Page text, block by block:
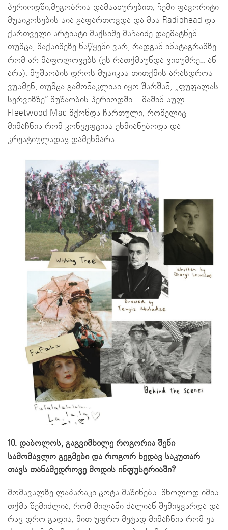
პერიოდში,მეგობრის დამსახურებით, ჩემი ფავორიტი
მუსიკოსების სია გაფართოვდა და მას Radiohead და
ქართველი არტისტი მაქსიმე მაჩაიძე დაემატნენ.
თუმცა, მაქსიმეზე ნაწყენი ვარ, რადგან ინსტაგრამზე
რომ არ მაფოლოვებს (ეს რათქმაუნდა ვიხუმრე… ან
არა). მუშაობის დროს მუსიკას თითქმის არასდროს
ვუსმენ, თუმცა გამონაკლისი იყო შარშან, „ფუფალას
სერვიზზე“ მუშაობის პერიოდში – მაშინ სულ
Fleetwood Mac მქონდა ჩართული, რომელიც
მიმაჩნია რომ კონცეფციას ეხმიანებოდა და
კრეატიულადაც დამეხმარა.
10. დაბოლოს, გაგვიმხილე როგორია შენი
სამომავლო გეგმები და როგორ ხედავ საკუთარ
თავს თანამედროვე მოდის ინფუსტრიაში?
მომავალზე ლაპარაკი ცოტა მაშინებს. მხოლოდ იმის
თქმა შემიძლია, რომ მილანი ძალიან შემიყვარდა და
რაც დრო გადის, მით უფრო მეტად მიმაჩნია რომ ეს